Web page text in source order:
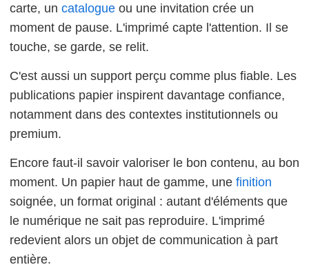
carte, un catalogue ou une invitation crée un
moment de pause. L'imprimé capte l'attention. Il se
touche, se garde, se relit.
C'est aussi un support perçu comme plus fiable. Les
publications papier inspirent davantage confiance,
notamment dans des contextes institutionnels ou
premium.
Encore faut-il savoir valoriser le bon contenu, au bon
moment. Un papier haut de gamme, une finition
soignée, un format original : autant d'éléments que
le numérique ne sait pas reproduire. L'imprimé
redevient alors un objet de communication à part
entière.